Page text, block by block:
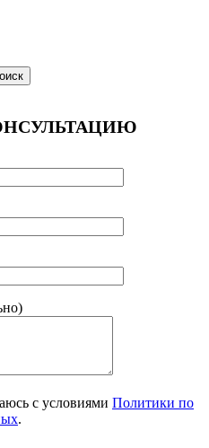
с условиями Политики по
.